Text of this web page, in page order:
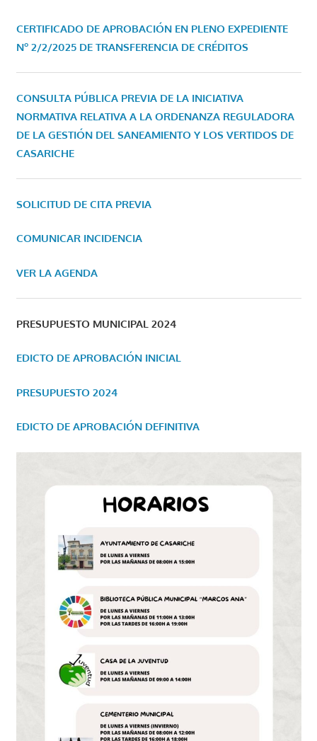
CERTIFICADO DE APROBACIÓN EN PLENO EXPEDIENTE
Nº 2/2/2025 DE TRANSFERENCIA DE CRÉDITOS
CONSULTA PÚBLICA PREVIA DE LA INICIATIVA
NORMATIVA RELATIVA A LA ORDENANZA REGULADORA
DE LA GESTIÓN DEL SANEAMIENTO Y LOS VERTIDOS DE
CASARICHE
SOLICITUD DE CITA PREVIA
COMUNICAR INCIDENCIA
VER LA AGENDA
PRESUPUESTO MUNICIPAL 2024
EDICTO DE APROBACIÓN INICIAL
PRESUPUESTO 2024
EDICTO DE APROBACIÓN DEFINITIVA